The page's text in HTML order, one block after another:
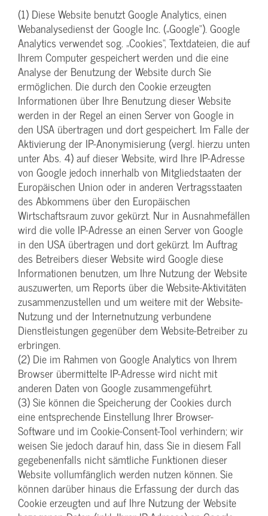
(1) Diese Website benutzt Google Analytics, einen
Webanalysedienst der Google Inc. („Google“). Google
Analytics verwendet sog. „Cookies“, Textdateien, die auf
Ihrem Computer gespeichert werden und die eine
Analyse der Benutzung der Website durch Sie
ermöglichen. Die durch den Cookie erzeugten
Informationen über Ihre Benutzung dieser Website
werden in der Regel an einen Server von Google in
den USA übertragen und dort gespeichert. Im Falle der
Aktivierung der IP-Anonymisierung (vergl. hierzu unten
unter Abs. 4) auf dieser Website, wird Ihre IP-Adresse
von Google jedoch innerhalb von Mitgliedstaaten der
Europäischen Union oder in anderen Vertragsstaaten
des Abkommens über den Europäischen
Wirtschaftsraum zuvor gekürzt. Nur in Ausnahmefällen
wird die volle IP-Adresse an einen Server von Google
in den USA übertragen und dort gekürzt. Im Auftrag
des Betreibers dieser Website wird Google diese
Informationen benutzen, um Ihre Nutzung der Website
auszuwerten, um Reports über die Website-Aktivitäten
zusammenzustellen und um weitere mit der Website-
Nutzung und der Internetnutzung verbundene
Dienstleistungen gegenüber dem Website-Betreiber zu
erbringen.
(2) Die im Rahmen von Google Analytics von Ihrem
Browser übermittelte IP-Adresse wird nicht mit
anderen Daten von Google zusammengeführt.
(3) Sie können die Speicherung der Cookies durch
eine entsprechende Einstellung Ihrer Browser-
Software und im Cookie-Consent-Tool verhindern; wir
weisen Sie jedoch darauf hin, dass Sie in diesem Fall
gegebenenfalls nicht sämtliche Funktionen dieser
Website vollumfänglich werden nutzen können. Sie
können darüber hinaus die Erfassung der durch das
Cookie erzeugten und auf Ihre Nutzung der Website